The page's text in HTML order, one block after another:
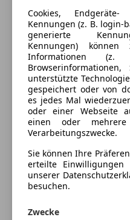
Einparkhilfe Sensoren
Elektrische
Elektrische
Getönte Scheiben
Klimaautomatik
Lederlenkrad
Lordosenstütze
Multifunktionslenkrad
Navigationssystem
Regensensor
Sitzbelüftung
Sitzheizung
Standheizung
teilb. Rücksitzbank
Farbe der
Innenausstattung
Innenausstattung
Serienausstattung:
Anhängerkupplung
Audio-
Streaming & Internet
Bodenbelag im Lade-/
Cookies,
Kennungen (z. B. login-
generierte
Kennungen)
Informationen
Browserinformationen,
unterstützte
gespeichert oder von
es jedes Mal
oder einer Webseite
einen oder
Verarbeitungszwecke.
Sie können Ihre
erteilte
unserer
besuchen.
Zwecke